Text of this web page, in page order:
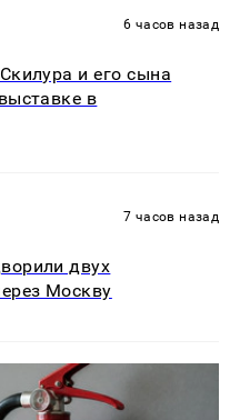
6 часов назад
и его сына
в
7 часов назад
двух
Москву